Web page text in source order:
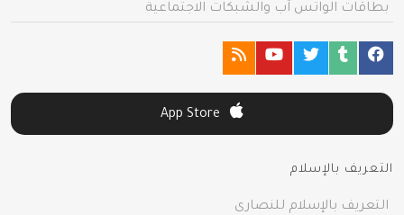
بطاقات الواتس آب والشبكات الاجتماعية
التعريف بالإسلام
التعريف بالإسلام للنصارى